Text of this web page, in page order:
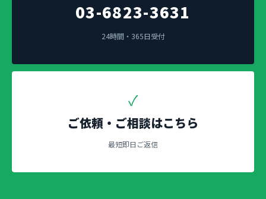
03-6823-3631
24時間・365日受付
✓
ご依頼・ご相談はこちら
最短即日ご返信